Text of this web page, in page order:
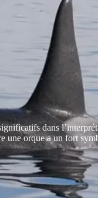
dans
une orque a un fort